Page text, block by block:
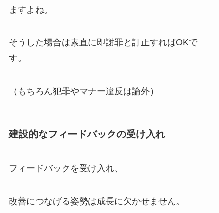
ますよね。
そうした場合は素直に即謝罪と訂正すればOKで
す。
（もちろん犯罪やマナー違反は論外）
建設的なフィードバックの受け入れ
フィードバックを受け入れ、
改善につなげる姿勢は成長に欠かせません。